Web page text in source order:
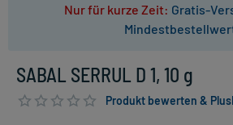
Nur für kurze Zeit: Gratis-
SABAL SERRUL D 1, 10 g
Produkt bewerten &